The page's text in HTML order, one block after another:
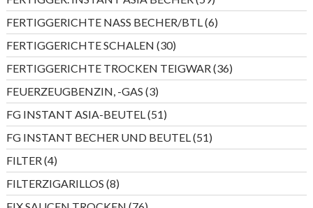
Produkte
FERTIGGERICHTE NASS BECHER/BTL 66
Produkte
FERTIGGERICHTE SCHALEN 3030
Produkte
FERTIGGERICHTE TROCKEN TEIGWAR 3636
Produkte
FEUERZEUGBENZIN, -GAS 33
Produkte
FG INSTANT ASIA-BEUTEL 5151
Produkte
FG INSTANT BECHER UND BEUTEL 5151
Produkte
FILTER 44
Produkte
FILTERZIGARILLOS 88
Produkte